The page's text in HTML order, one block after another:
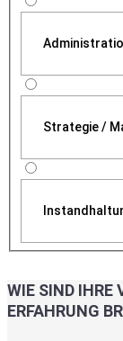
Strategie /
WIE SIND IHRE
ERFAHRUNG